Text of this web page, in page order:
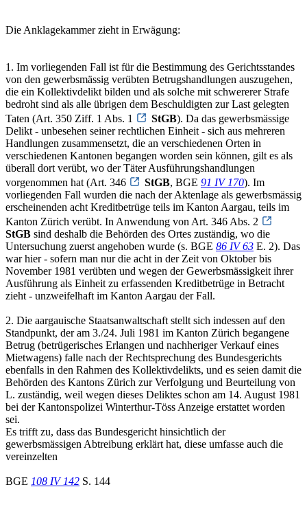
Die Anklagekammer zieht in Erwägung:
1. Im vorliegenden Fall ist für die Bestimmung des Gerichtsstandes
von den gewerbsmässig verübten Betrugshandlungen auszugehen,
die ein Kollektivdelikt bilden und als solche mit schwererer Strafe
bedroht sind als alle übrigen dem Beschuldigten zur Last gelegten
Taten (Art. 350 Ziff. 1 Abs. 1
StGB). Da das gewerbsmässige
Delikt - unbesehen seiner rechtlichen Einheit - sich aus mehreren
Handlungen zusammensetzt, die an verschiedenen Orten in
verschiedenen Kantonen begangen worden sein können, gilt es als
überall dort verübt, wo der Täter Ausführungshandlungen
vorgenommen hat (Art. 346
StGB, BGE 91 IV 170). Im
vorliegenden Fall wurden die nach der Aktenlage als gewerbsmässig
erscheinenden acht Kreditbetrüge teils im Kanton Aargau, teils im
Kanton Zürich verübt. In Anwendung von Art. 346 Abs. 2
StGB sind deshalb die Behörden des Ortes zuständig, wo die
Untersuchung zuerst angehoben wurde (s. BGE 86 IV 63 E. 2). Das
war hier - sofern man nur die acht in der Zeit von Oktober bis
November 1981 verübten und wegen der Gewerbsmässigkeit ihrer
Ausführung als Einheit zu erfassenden Kreditbetrüge in Betracht
zieht - unzweifelhaft im Kanton Aargau der Fall.
2. Die aargauische Staatsanwaltschaft stellt sich indessen auf den
Standpunkt, der am 3./24. Juli 1981 im Kanton Zürich begangene
Betrug (betrügerisches Erlangen und nachheriger Verkauf eines
Mietwagens) falle nach der Rechtsprechung des Bundesgerichts
ebenfalls in den Rahmen des Kollektivdelikts, und es seien damit die
Behörden des Kantons Zürich zur Verfolgung und Beurteilung von
L. zuständig, weil wegen dieses Deliktes schon am 14. August 1981
bei der Kantonspolizei Winterthur-Töss Anzeige erstattet worden
sei.
Es trifft zu, dass das Bundesgericht hinsichtlich der
gewerbsmässigen Abtreibung erklärt hat, diese umfasse auch die
vereinzelten
BGE 108 IV 142 S. 144